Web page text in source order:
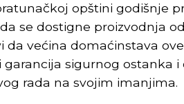
opštini godišnje
se dostigne proizvodnja
da većina domaćinstava
garancija sigurnog ostanka
rada na svojim imanjima.